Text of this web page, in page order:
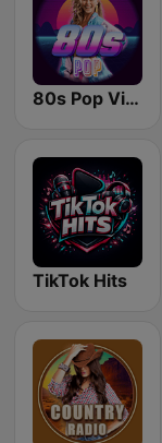
80s Pop Vibes
TikTok Hits